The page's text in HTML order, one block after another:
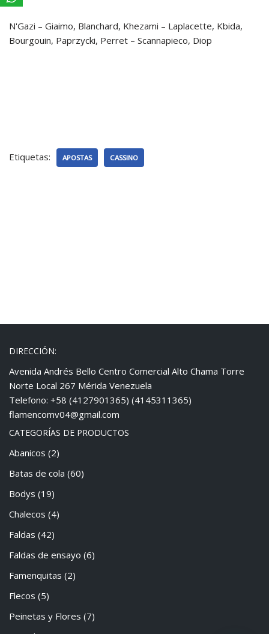
N'Gazi – Giaimo, Blanchard, Khezami – Laplacette, Kbida,
Bourgouin, Paprzycki, Perret – Scannapieco, Diop
Etiquetas: APOSTAS CASSINO
DIRECCIÓN:
Avenida Andrés Bello Centro Comercial Alto Chama Torre
Norte Local 267 Mérida Venezuela
Telefono: +58 (4127901365) (4145311365)
flamencomv04@gmail.com
CATEGORÍAS DE PRODUCTOS
Abanicos (2)
Batas de cola (60)
Bodys (19)
Chalecos (4)
Faldas (42)
Faldas de ensayo (6)
Famenquitas (2)
Flecos (5)
Peinetas y Flores (7)